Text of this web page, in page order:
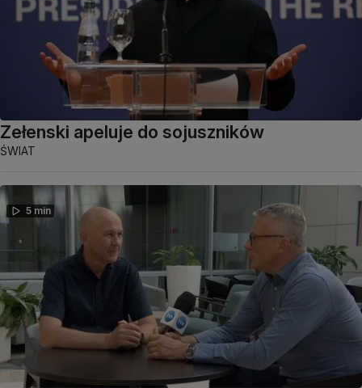
Zełenski apeluje do sojuszników
ŚWIAT
5 min